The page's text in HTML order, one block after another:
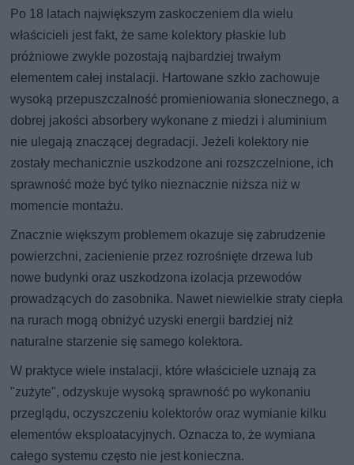
Po 18 latach największym zaskoczeniem dla wielu
właścicieli jest fakt, że same kolektory płaskie lub
próżniowe zwykle pozostają najbardziej trwałym
elementem całej instalacji. Hartowane szkło zachowuje
wysoką przepuszczalność promieniowania słonecznego, a
dobrej jakości absorbery wykonane z miedzi i aluminium
nie ulegają znaczącej degradacji. Jeżeli kolektory nie
zostały mechanicznie uszkodzone ani rozszczelnione, ich
sprawność może być tylko nieznacznie niższa niż w
momencie montażu.
Znacznie większym problemem okazuje się zabrudzenie
powierzchni, zacienienie przez rozrośnięte drzewa lub
nowe budynki oraz uszkodzona izolacja przewodów
prowadzących do zasobnika. Nawet niewielkie straty ciepła
na rurach mogą obniżyć uzyski energii bardziej niż
naturalne starzenie się samego kolektora.
W praktyce wiele instalacji, które właściciele uznają za
"zużyte", odzyskuje wysoką sprawność po wykonaniu
przeglądu, oczyszczeniu kolektorów oraz wymianie kilku
elementów eksploatacyjnych. Oznacza to, że wymiana
całego systemu często nie jest konieczna.